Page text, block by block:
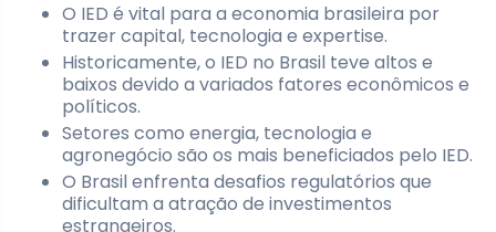
O IED é vital para a economia brasileira por
trazer capital, tecnologia e expertise.
Historicamente, o IED no Brasil teve altos e
baixos devido a variados fatores econômicos e
políticos.
Setores como energia, tecnologia e
agronegócio são os mais beneficiados pelo IED.
O Brasil enfrenta desafios regulatórios que
dificultam a atração de investimentos
estrangeiros.